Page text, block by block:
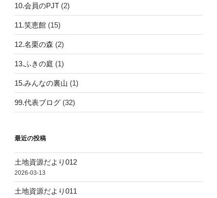
10.会員のPJT (2)
11.笑恵館 (15)
12.名栗の森 (2)
13.ふきの庭 (1)
15.みんなの裏山 (1)
99.代表ブログ (32)
最近の投稿
土地資源だより012
2026-03-13
土地資源だより011